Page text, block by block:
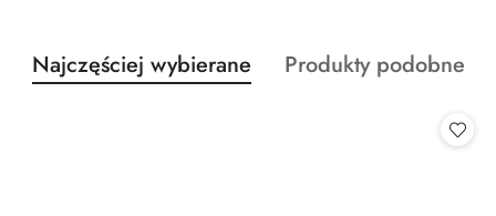
Pomiń karuzelę produktów
Produkty
o
Najczęściej wybierane
Produkty
Produkty podobne